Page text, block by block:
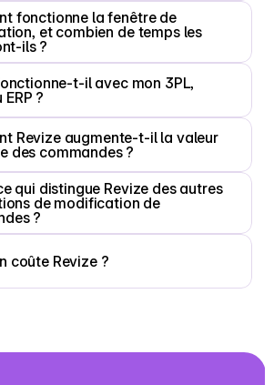
fonctionne la fenêtre de
et combien de temps les
ils ?
t-il avec mon 3PL,
?
Revize augmente-t-il la valeur
des commandes ?
qui distingue Revize des autres
de modification de
?
coûte Revize ?